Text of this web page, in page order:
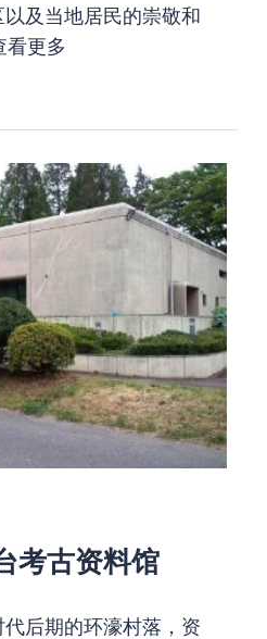
及当地居民的崇敬和
看更多
考古资料馆
后期的环濠村落，资